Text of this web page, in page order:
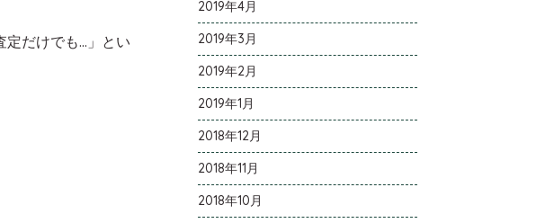
定だけでも…」とい
2019年4月
2019年3月
2019年2月
2019年1月
2018年12月
2018年11月
2018年10月